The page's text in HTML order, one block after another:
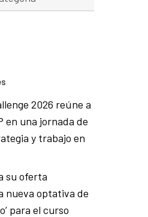
2026 reúne a
en una jornada de
y trabajo en
su oferta
nueva optativa de
para el curso